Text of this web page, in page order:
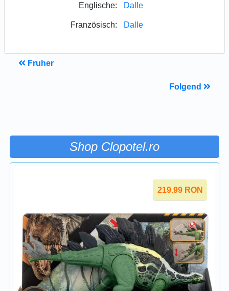
Englische: Dalle
Französisch: Dalle
Fruher
Folgend
Shop Clopotel.ro
219.99 RON